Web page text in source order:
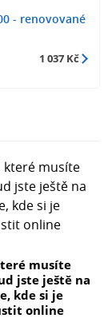
- renovované
1 037 Kč
musíte
jste ještě na
kde si je
online